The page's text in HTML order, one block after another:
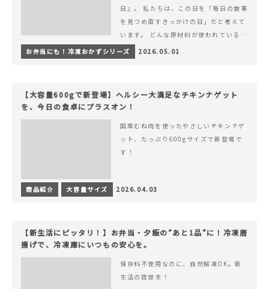
日』。 私たちは、この日を「毎日の食事
を見つめ直すきっかけの日」だと考えて
います。 どんな原材料が使われているの
か。 どのようにつくられているのか。&
hellip; 続きを読む 【6月10日（無添加
お弁当にも！冷凍おかずシリーズ 2026.05.01
【大容量600gで新登場】ヘルシー大満足なチキンナゲット
を、今日の食卓にプラスオン！
国産むね肉を使ったやさしいチキンナゲ
ット、たっぷり600gサイズで新登場で
す！
商品紹介 大容量サイズ 2026.04.03
【新生活にピッタリ！】お弁当・夕飯の”あと1品”に！冷凍唐
揚げで、冷凍庫にいつもの安心を。
保存料不使用なのに、自然解凍OK。新
生活の救世主！